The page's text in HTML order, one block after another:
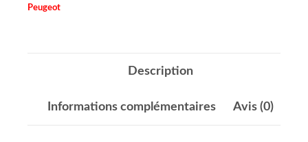
Peugeot
Description
Informations complémentaires Avis (0)